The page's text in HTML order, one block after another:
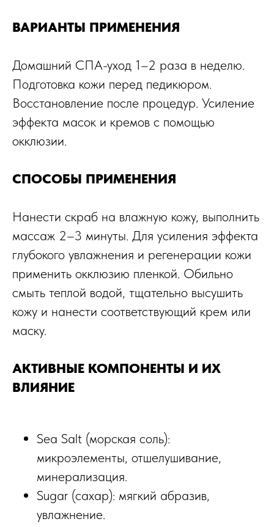
ВАРИАНТЫ ПРИМЕНЕНИЯ
Домашний СПА-уход 1–2 раза в неделю.
Подготовка кожи перед педикюром.
Восстановление после процедур. Усиление
эффекта масок и кремов с помощью
окклюзии.
СПОСОБЫ ПРИМЕНЕНИЯ
Нанести скраб на влажную кожу, выполнить
массаж 2–3 минуты. Для усиления эффекта
глубокого увлажнения и регенерации кожи
применить окклюзию пленкой. Обильно
смыть теплой водой, тщательно высушить
кожу и нанести соответствующий крем или
маску.
АКТИВНЫЕ КОМПОНЕНТЫ И ИХ
ВЛИЯНИЕ
Sea Salt (морская соль):
микроэлементы, отшелушивание,
минерализация.
Sugar (сахар): мягкий абразив,
увлажнение.